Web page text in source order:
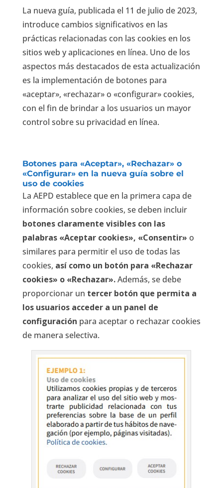
La nueva guía, publicada el 11 de julio de 2023,
introduce cambios significativos en las
prácticas relacionadas con las cookies en los
sitios web y aplicaciones en línea. Uno de los
aspectos más destacados de esta actualización
es la implementación de botones para
«aceptar», «rechazar» o «configurar» cookies,
con el fin de brindar a los usuarios un mayor
control sobre su privacidad en línea.
Botones para «Aceptar», «Rechazar» o
«Configurar» en la nueva guía sobre el
uso de cookies
La AEPD establece que en la primera capa de
información sobre cookies, se deben incluir
botones claramente visibles con las
palabras «Aceptar cookies», «Consentir» o
similares para permitir el uso de todas las
cookies, así como un botón para «Rechazar
cookies» o «Rechazar».Además, se debe
proporcionar un tercer botón que permita a
los usuarios acceder a un panel de
configuración para aceptar o rechazar cookies
de manera selectiva.